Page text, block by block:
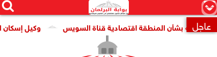
×


 عاجل وكيل إسكان بشأن المنطقة اقتصادية قناة السويس